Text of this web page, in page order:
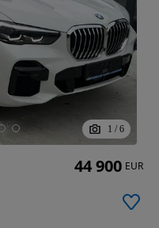
1 / 6
44 900 EUR